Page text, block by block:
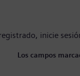
inicie
Los campos